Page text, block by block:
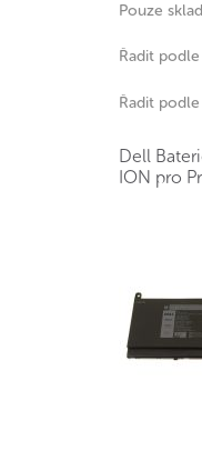
Pouze
Řadit podle
Řadit podle
Dell
ION pro